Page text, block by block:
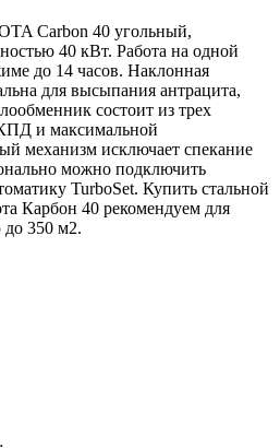
Сarbon 40 угольный,
40 кВт. Работа на одной
до 14 часов. Наклонная
для высыпания антрацита,
состоит из трех
и максимальной
механизм исключает спекание
можно подключить
TurboSet. Купить стальной
Карбон 40 рекомендуем для
350 м2.